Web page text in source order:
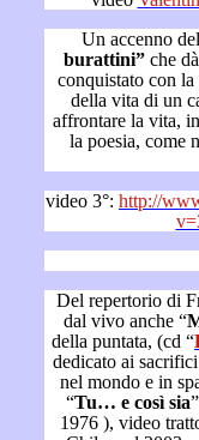
Un accenno
burattini” che dà il titolo al cd, ci ha
conquistato con la poesia e la
della vita di un cantautore fatto di maschere per
affrontare la vita, in cui è possibile
la poesia, come nel ricordo degli ingenui giochi
video 3°: http://
Del repertorio di Franco
dal vivo anche “
della puntata, (cd “
dedicato ai sacrifici degli emigranti
nel mondo e in
“Tu… e così sia” LP “Il
1976 ), video tratto dal concerto a Viña del Mar in